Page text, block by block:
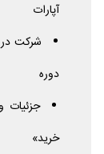
آپارات
شرکت
دوره
جزئیات
خرید»